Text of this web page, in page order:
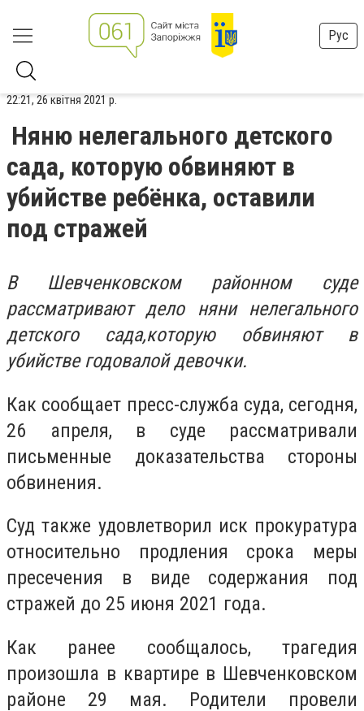
Рус
22:21, 26 квітня 2021 р.
Няню нелегального детского
сада, которую обвиняют в
убийстве ребёнка, оставили
под стражей
В Шевченковском районном суде
рассматривают дело няни нелегального
детского сада,которую обвиняют в
убийстве годовалой девочки.
Как сообщает пресс-служба суда, сегодня,
26 апреля, в суде рассматривали
письменные доказательства стороны
обвинения.
Суд также удовлетворил иск прокуратура
относительно продления срока меры
пресечения в виде содержания под
стражей до 25 июня 2021 года.
Как ранее сообщалось, трагедия
произошла в квартире в Шевченковском
районе 29 мая. Родители провели